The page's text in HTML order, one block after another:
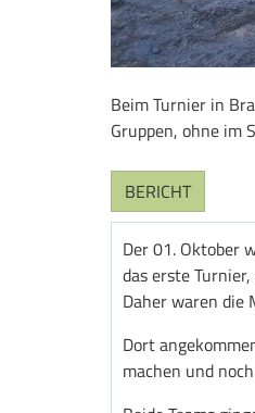
Beim Turnier in
Gruppen, ohne im
BERICHT
Der 01. Oktober
das erste
Daher waren die
Dort
machen und